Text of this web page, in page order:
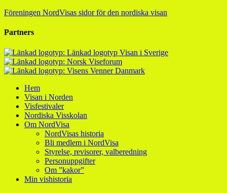
Föreningen NordVisas sidor för den nordiska visan
Partners
Hem
Visan i Norden
Visfestivaler
Nordiska Visskolan
Om NordVisa
NordVisas historia
Bli medlem i NordVisa
Styrelse, revisorer, valberedning
Personuppgifter
Om ”kakor”
Min vishistoria